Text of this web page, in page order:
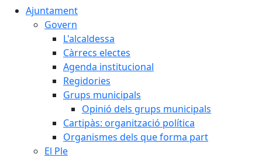
Ajuntament
Govern
L'alcaldessa
Càrrecs electes
Agenda institucional
Regidories
Grups municipals
Opinió dels grups municipals
Cartipàs: organització política
Organismes dels que forma part
El Ple